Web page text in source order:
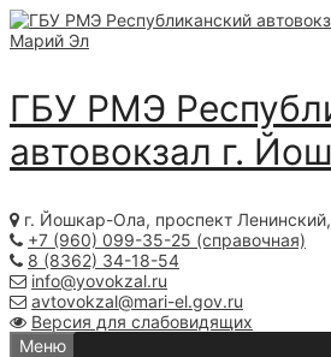
Skip
to
ГБУ РМЭ
автовокзал г.
г. Йошкар-Ола, проспект
+7 (960) 099-35-25 (справочная)
8 (8362) 34-18-54
info@yovokzal.ru
avtovokzal@mari-el.gov.ru
Версия для слабовидящих
Меню